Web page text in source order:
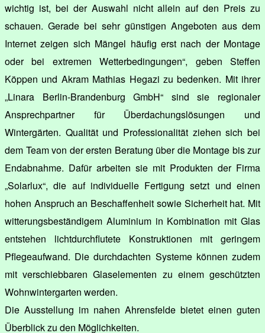
wichtig ist, bei der Auswahl nicht allein auf den Preis zu
schauen. Gerade bei sehr günstigen Angeboten aus dem
Internet zeigen sich Mängel häufig erst nach der Montage
oder bei extremen Wetterbedingungen“, geben Steffen
Köppen und Akram Mathias Hegazi zu bedenken. Mit ihrer
„Linara Berlin-Brandenburg GmbH“ sind sie regionaler
Ansprechpartner für Überdachungslösungen und
Wintergärten. Qualität und Professionalität ziehen sich bei
dem Team von der ersten Beratung über die Montage bis zur
Endabnahme. Dafür arbeiten sie mit Produkten der Firma
„Solarlux“, die auf individuelle Fertigung setzt und einen
hohen Anspruch an Beschaffenheit sowie Sicherheit hat. Mit
witterungsbeständigem Aluminium in Kombination mit Glas
entstehen lichtdurchflutete Konstruktionen mit geringem
Pflegeaufwand. Die durchdachten Systeme können zudem
mit verschiebbaren Glaselementen zu einem geschützten
Wohnwintergarten werden.
Die Ausstellung im nahen Ahrensfelde bietet einen guten
Überblick zu den Möglichkeiten.